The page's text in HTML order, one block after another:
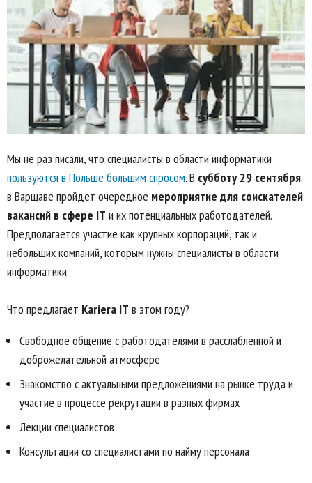
Мы не раз писали, что специалисты в области информатики
пользуются в Польше большим спросом. В субботу 29 сентября
в Варшаве пройдет очередное мероприятие для соискателей
вакансий в сфере IT и их потенциальных работодателей.
Предполагается участие как крупных корпораций, так и
небольших компаний, которым нужны специалисты в области
информатики.
Что предлагает Kariera IT в этом году?
Свободное общение с работодателями в расслабленной и
доброжелательной атмосфере
Знакомство с актуальными предложениями на рынке труда и
участие в процессе рекрутации в разных фирмах
Лекции специалистов
Консультации со специалистами по найму персонала